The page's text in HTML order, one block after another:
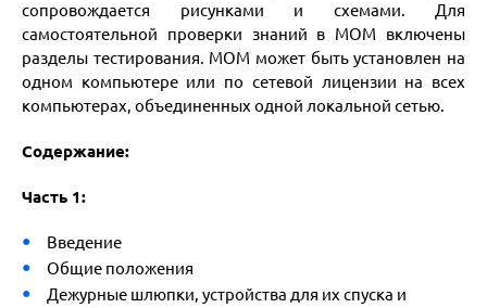
сопровождается рисунками и схемами. Для
самостоятельной проверки знаний в МОМ включены
разделы тестирования. МОМ может быть установлен на
одном компьютере или по сетевой лицензии на всех
компьютерах, объединенных одной локальной сетью.
Содержание:
Часть 1:
Введение
Общие положения
Дежурные шлюпки, устройства для их спуска и